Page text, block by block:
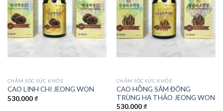
wishlist
CHĂM SÓC SỨC KHỎE
CAO LINH CHI JEONG WON
530.000₫
wishlist
CHĂM SÓC SỨC KHỎE
CAO HỒNG SÂM ĐÔNG
TRÙNG HẠ THẢO JEONG WON
530.000₫